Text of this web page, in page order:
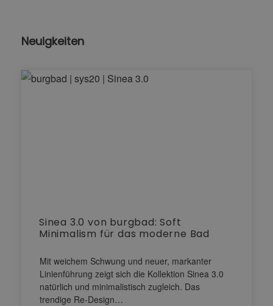
Neuigkeiten
Sinea 3.0 von burgbad: Soft
Minimalism für das moderne Bad
Mit weichem Schwung und neuer, markanter
Linienführung zeigt sich die Kollektion Sinea 3.0
natürlich und minimalistisch zugleich. Das
trendige Re-Design…